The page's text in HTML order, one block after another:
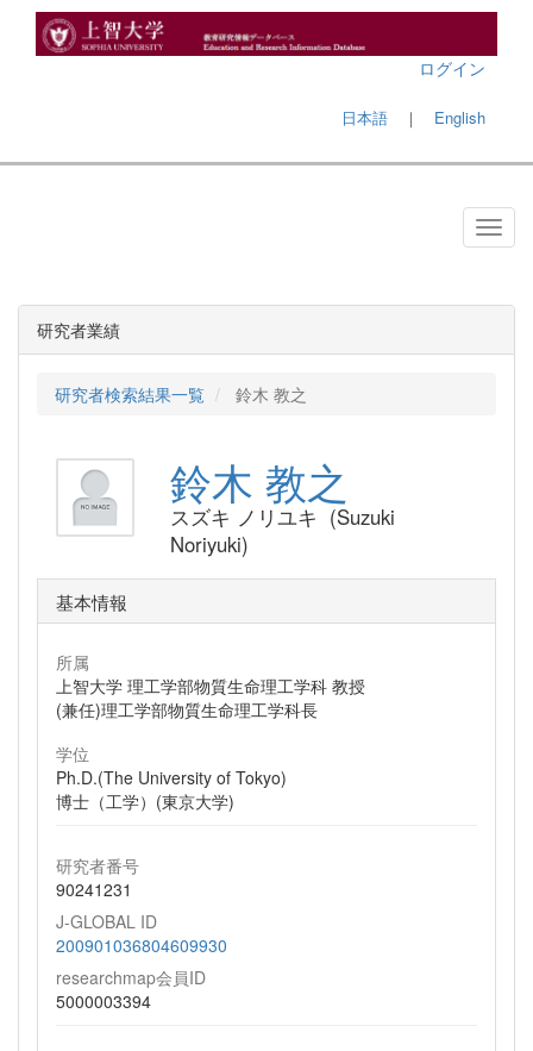
ログイン
日本語 ｜ English
研究者業績
研究者検索結果一覧 鈴木 教之
鈴木 教之
スズキ ノリユキ (Suzuki
Noriyuki)
基本情報
所属
上智大学 理工学部物質生命理工学科 教授
(兼任)理工学部物質生命理工学科長
学位
Ph.D.(The University of Tokyo)
博士（工学）(東京大学)
研究者番号
90241231
J-GLOBAL ID
200901036804609930
researchmap会員ID
5000003394